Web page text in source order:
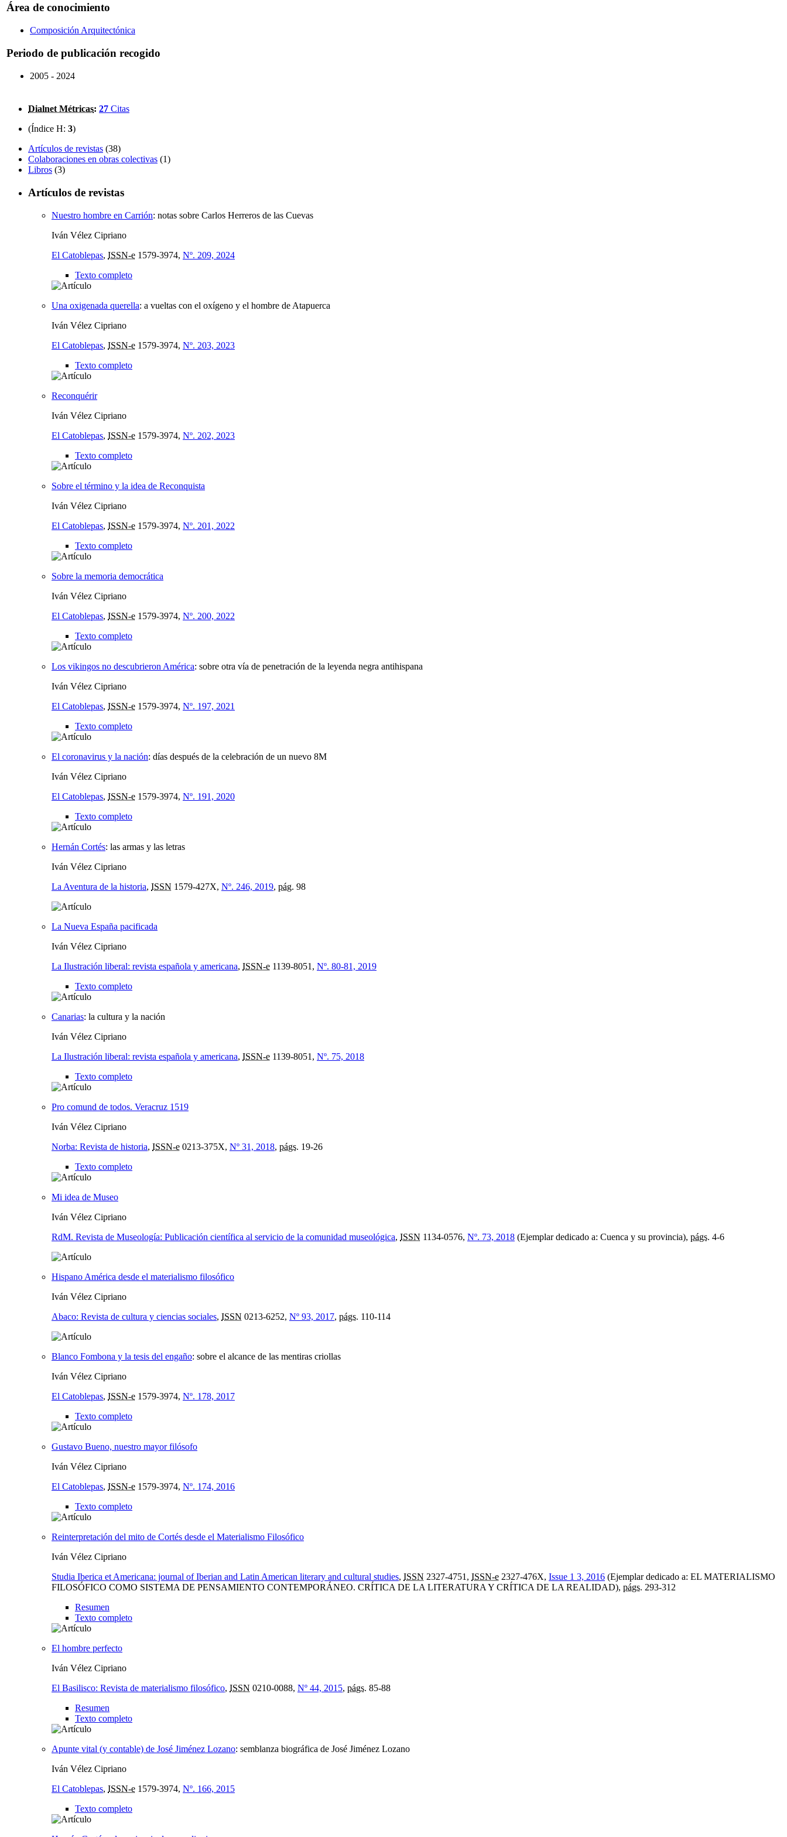
Área de conocimiento
Composición Arquitectónica
Periodo de publicación recogido
2005 - 2024
Dialnet Métricas: 27 Citas
(Índice H: 3)
Artículos de revistas (38)
Colaboraciones en obras colectivas (1)
Libros (3)
Artículos de revistas
Nuestro hombre en Carrión: notas sobre Carlos Herreros de las Cuevas
Iván Vélez Cipriano
El Catoblepas, ISSN-e 1579-3974, Nº. 209, 2024
Texto completo
Una oxigenada querella: a vueltas con el oxígeno y el hombre de Atapuerca
Iván Vélez Cipriano
El Catoblepas, ISSN-e 1579-3974, Nº. 203, 2023
Texto completo
Reconquérir
Iván Vélez Cipriano
El Catoblepas, ISSN-e 1579-3974, Nº. 202, 2023
Texto completo
Sobre el término y la idea de Reconquista
Iván Vélez Cipriano
El Catoblepas, ISSN-e 1579-3974, Nº. 201, 2022
Texto completo
Sobre la memoria democrática
Iván Vélez Cipriano
El Catoblepas, ISSN-e 1579-3974, Nº. 200, 2022
Texto completo
Los vikingos no descubrieron América: sobre otra vía de penetración de la leyenda negra antihispana
Iván Vélez Cipriano
El Catoblepas, ISSN-e 1579-3974, Nº. 197, 2021
Texto completo
El coronavirus y la nación: días después de la celebración de un nuevo 8M
Iván Vélez Cipriano
El Catoblepas, ISSN-e 1579-3974, Nº. 191, 2020
Texto completo
Hernán Cortés: las armas y las letras
Iván Vélez Cipriano
La Aventura de la historia, ISSN 1579-427X, Nº. 246, 2019, pág. 98
La Nueva España pacificada
Iván Vélez Cipriano
La Ilustración liberal: revista española y americana, ISSN-e 1139-8051, Nº. 80-81, 2019
Texto completo
Canarias: la cultura y la nación
Iván Vélez Cipriano
La Ilustración liberal: revista española y americana, ISSN-e 1139-8051, Nº. 75, 2018
Texto completo
Pro comund de todos. Veracruz 1519
Iván Vélez Cipriano
Norba: Revista de historia, ISSN-e 0213-375X, Nº 31, 2018, págs. 19-26
Texto completo
Mi idea de Museo
Iván Vélez Cipriano
RdM. Revista de Museología: Publicación científica al servicio de la comunidad museológica, ISSN 1134-0576, Nº. 73, 2018 (Ejemplar dedicado a: Cuenca y su provincia), págs. 4-6
Hispano América desde el materialismo filosófico
Iván Vélez Cipriano
Abaco: Revista de cultura y ciencias sociales, ISSN 0213-6252, Nº 93, 2017, págs. 110-114
Blanco Fombona y la tesis del engaño: sobre el alcance de las mentiras criollas
Iván Vélez Cipriano
El Catoblepas, ISSN-e 1579-3974, Nº. 178, 2017
Texto completo
Gustavo Bueno, nuestro mayor filósofo
Iván Vélez Cipriano
El Catoblepas, ISSN-e 1579-3974, Nº. 174, 2016
Texto completo
Reinterpretación del mito de Cortés desde el Materialismo Filosófico
Iván Vélez Cipriano
Studia Iberica et Americana: journal of Iberian and Latin American literary and cultural studies, ISSN 2327-4751, ISSN-e 2327-476X, Issue 1 3, 2016 (Ejemplar dedicado a: EL MATERIALISMO
FILOSÓFICO COMO SISTEMA DE PENSAMIENTO CONTEMPORÁNEO. CRÍTICA DE LA LITERATURA Y CRÍTICA DE LA REALIDAD), págs. 293-312
Resumen
Texto completo
El hombre perfecto
Iván Vélez Cipriano
El Basilisco: Revista de materialismo filosófico, ISSN 0210-0088, Nº 44, 2015, págs. 85-88
Resumen
Texto completo
Apunte vital (y contable) de José Jiménez Lozano: semblanza biográfica de José Jiménez Lozano
Iván Vélez Cipriano
El Catoblepas, ISSN-e 1579-3974, Nº. 166, 2015
Texto completo